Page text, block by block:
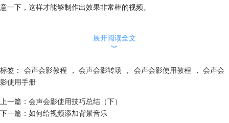
意一下，这样才能够制作出效果非常棒的视频。
展开阅读全文
︾
标签： 会声会影教程 ， 会声会影转场 ， 会声会影使用教程 ，
会声会
影使用手册
上一篇： 会声会影使用技巧总结（下）
下一篇： 如何给视频添加背景音乐